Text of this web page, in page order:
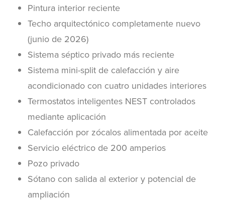
Pintura interior reciente
Techo arquitectónico completamente nuevo
(junio de 2026)
Sistema séptico privado más reciente
Sistema mini-split de calefacción y aire
acondicionado con cuatro unidades interiores
Termostatos inteligentes NEST controlados
mediante aplicación
Calefacción por zócalos alimentada por aceite
Servicio eléctrico de 200 amperios
Pozo privado
Sótano con salida al exterior y potencial de
ampliación